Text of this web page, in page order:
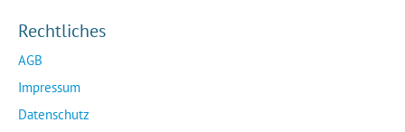
Rechtliches
AGB
Impressum
Datenschutz